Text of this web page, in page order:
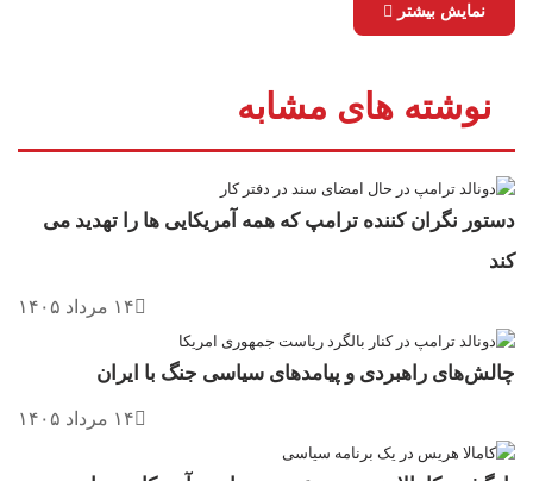
نمایش بیشتر
نوشته های مشابه
دستور نگران کننده ترامپ که همه آمریکایی ها را تهدید می
کند
۱۴ مرداد ۱۴۰۵
چالش‌های راهبردی و پیامدهای سیاسی جنگ با ایران
۱۴ مرداد ۱۴۰۵